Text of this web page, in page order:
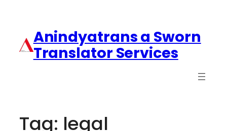
Anindyatrans a Sworn
Translator Services
Tag: legal